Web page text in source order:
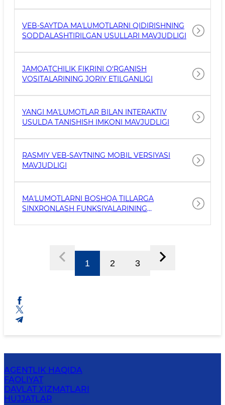
VEB-SAYTDA MAʼLUMOTLARNI QIDIRISHNING
SODDALASHTIRILGAN USULLARI MAVJUDLIGI
JAMOATCHILIK FIKRINI O‘RGANISH
VOSITALARINING JORIY ETILGANLIGI
YANGI MAʼLUMOTLAR BILAN INTERAKTIV
USULDA TANISHISH IMKONI MAVJUDLIGI
RASMIY VEB-SAYTNING MOBIL VERSIYASI
MAVJUDLIGI
MAʼLUMOTLARNI BOSHQA TILLARGA
SINXRONLASH FUNKSIYALARINING
1 2 3
AGENTLIK HAQIDA
FAOLIYAT
DAVLAT XIZMATLARI
HUJJATLAR